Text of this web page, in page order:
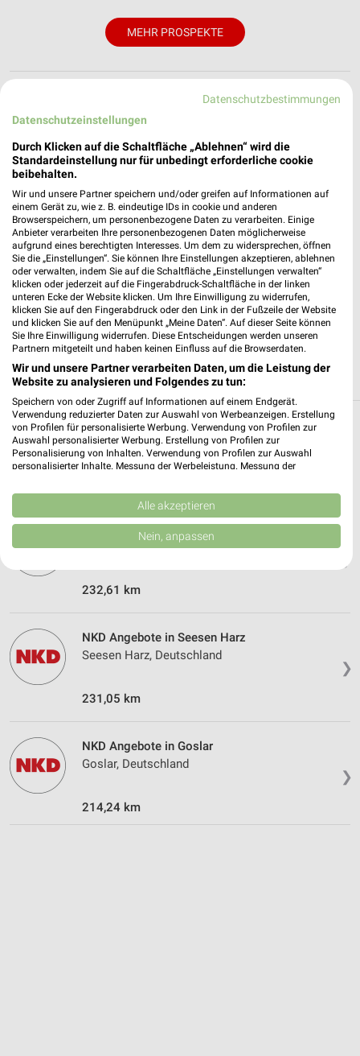
MEHR PROSPEKTE
weekli - Prospekte & Angebote App
Alle NKD Angebote immer griffbereit – mit der kostenlosen
weekli App für iOS & Android.
✔Standortgenaue Angebote
✔Folge deinem Lieblingshändler
✔Push-Benachrichtigungen bei neuen Prospekten
✔Einkaufsliste - Einkauf stressfrei planen
JETZT LADEN UND SPAREN!
Weitere NKD Geschäfte mit Angeboten in
und um Clausthal-Zellerfeld
❯
NKD Angebote in Osterode
Osterode, Deutschland
232,61 km
❯
NKD Angebote in Seesen Harz
Seesen Harz, Deutschland
231,05 km
❯
NKD Angebote in Goslar
Goslar, Deutschland
214,24 km
Datenschutzbestimmungen
Datenschutzeinstellungen
Durch Klicken auf die Schaltfläche „Ablehnen“ wird die
Standardeinstellung nur für unbedingt erforderliche cookie
beibehalten.
Wir und unsere Partner speichern und/oder greifen auf Informationen auf
einem Gerät zu, wie z. B. eindeutige IDs in cookie und anderen
Browserspeichern, um personenbezogene Daten zu verarbeiten. Einige
Anbieter verarbeiten Ihre personenbezogenen Daten möglicherweise
aufgrund eines berechtigten Interesses. Um dem zu widersprechen, öffnen
Sie die „Einstellungen“. Sie können Ihre Einstellungen akzeptieren, ablehnen
oder verwalten, indem Sie auf die Schaltfläche „Einstellungen verwalten“
klicken oder jederzeit auf die Fingerabdruck-Schaltfläche in der linken
unteren Ecke der Website klicken. Um Ihre Einwilligung zu widerrufen,
klicken Sie auf den Fingerabdruck oder den Link in der Fußzeile der Website
und klicken Sie auf den Menüpunkt „Meine Daten“. Auf dieser Seite können
Sie Ihre Einwilligung widerrufen. Diese Entscheidungen werden unseren
Partnern mitgeteilt und haben keinen Einfluss auf die Browserdaten.
Wir und unsere Partner verarbeiten Daten, um die Leistung der
Website zu analysieren und Folgendes zu tun:
Speichern von oder Zugriff auf Informationen auf einem Endgerät.
Verwendung reduzierter Daten zur Auswahl von Werbeanzeigen. Erstellung
von Profilen für personalisierte Werbung. Verwendung von Profilen zur
Auswahl personalisierter Werbung. Erstellung von Profilen zur
Personalisierung von Inhalten. Verwendung von Profilen zur Auswahl
personalisierter Inhalte. Messung der Werbeleistung. Messung der
Kombinationen von Daten aus verschiedenen Quellen. Entwicklung und
Verbesserung der Angebote. Verwendung reduzierter Daten zur Auswahl
von Inhalten.
Daten können außerhalb der Europäischen Union weitergegeben und in die
Website/App.
Partnerliste anzeigen (1 IAB-Anbieter)
IAB-Verarbeitungszwecke:
Speichern von oder Zugriff auf Informationen
auf einem Endgerät
Verwendung reduzierter Daten zur Auswahl von
Erstellung von Profilen für personalisierte
Werbung
Verwendung von Profilen zur Auswahl
personalisierter Werbung
Alle akzeptieren
Nein, anpassen